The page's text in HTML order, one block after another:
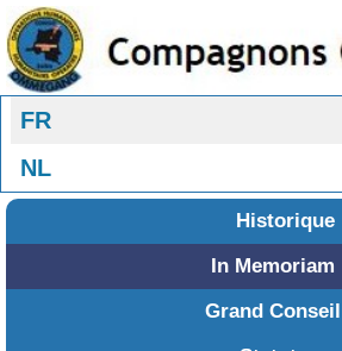
Sélectionnez votre langue
FR
NL
Historique
In Memoriam
Grand Conseil